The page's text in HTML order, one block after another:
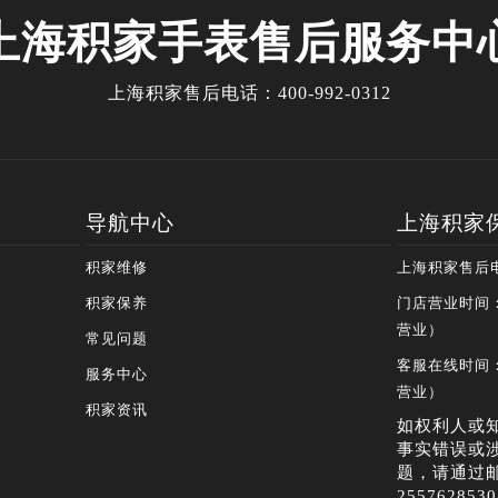
海积家手表售后服务中
上海积家售后电话： 400-992-0312
导航中心
积家维修
积家保养
常见问题
服务中心
积家资讯
上海积家
上海积家售后
门店营业时间
营业）
客服在线时间
营业）
如权利人或
事实错误或
题，请通过